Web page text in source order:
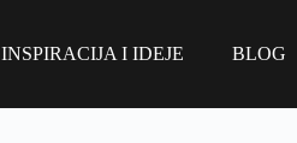
INSPIRACIJA I IDEJE BLOG